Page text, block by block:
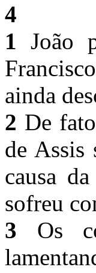
4
1 João
ainda
2 De
de Assis
causa
sofreu
3 Os